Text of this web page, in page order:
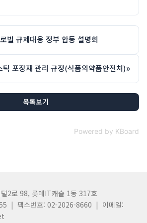
벌 규제대응 정부 합동 설명회
틱 포장재 관리 규정(식품의약품안전처)»
목록보기
Powered by KBoard
2로 98, 롯데IT캐슬 1동 317호
| 팩스번호: 02-2026-8660 | 이메일: